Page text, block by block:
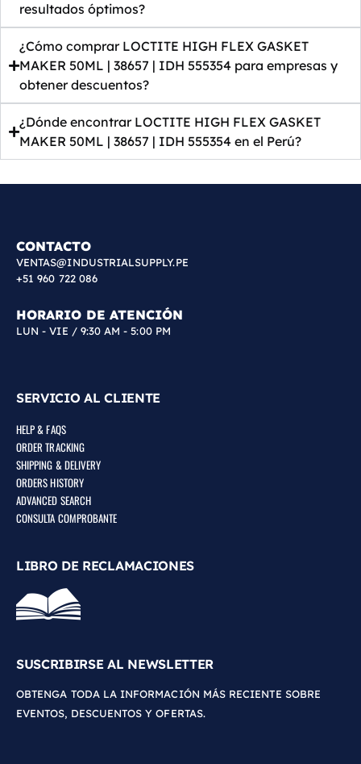
resultados óptimos?
¿Cómo comprar LOCTITE HIGH FLEX GASKET
MAKER 50ML | 38657 | IDH 555354 para empresas y
obtener descuentos?
¿Dónde encontrar LOCTITE HIGH FLEX GASKET
MAKER 50ML | 38657 | IDH 555354 en el Perú?
CONTACTO
VENTAS@INDUSTRIALSUPPLY.PE
+51 960 722 086
HORARIO DE ATENCIÓN
LUN - VIE / 9:30 AM - 5:00 PM
SERVICIO AL CLIENTE
HELP & FAQS
ORDER TRACKING
SHIPPING & DELIVERY
ORDERS HISTORY
ADVANCED SEARCH
CONSULTA COMPROBANTE
LIBRO DE RECLAMACIONES
SUSCRIBIRSE AL NEWSLETTER
OBTENGA TODA LA INFORMACIÓN MÁS RECIENTE SOBRE
EVENTOS, DESCUENTOS Y OFERTAS.